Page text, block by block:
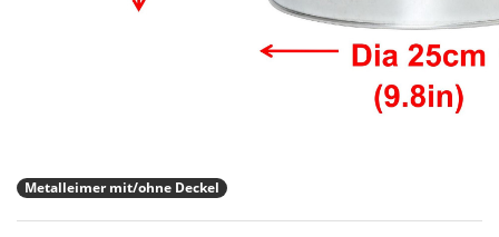
Metalleimer mit/ohne Deckel